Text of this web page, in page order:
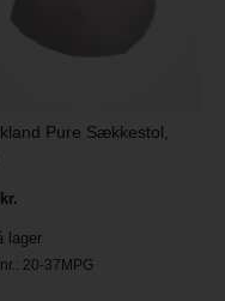
Pure Sækkestol,
lager
20-37MPG